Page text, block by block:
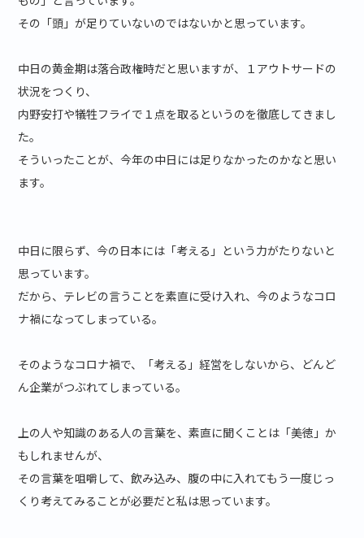
その「頭」が足りていないのではないかと思っています。
中日の黄金期は落合政権時だと思いますが、１アウトサードの
状況をつくり、
内野安打や犠牲フライで１点を取るというのを徹底してきまし
た。
そういったことが、今年の中日には足りなかったのかなと思い
ます。
中日に限らず、今の日本には「考える」という力がたりないと
思っています。
だから、テレビの言うことを素直に受け入れ、今のようなコロ
ナ禍になってしまっている。
そのようなコロナ禍で、「考える」経営をしないから、どんど
ん企業がつぶれてしまっている。
上の人や知識のある人の言葉を、素直に聞くことは「美徳」か
もしれませんが、
その言葉を咀嚼して、飲み込み、腹の中に入れてもう一度じっ
くり考えてみることが必要だと私は思っています。